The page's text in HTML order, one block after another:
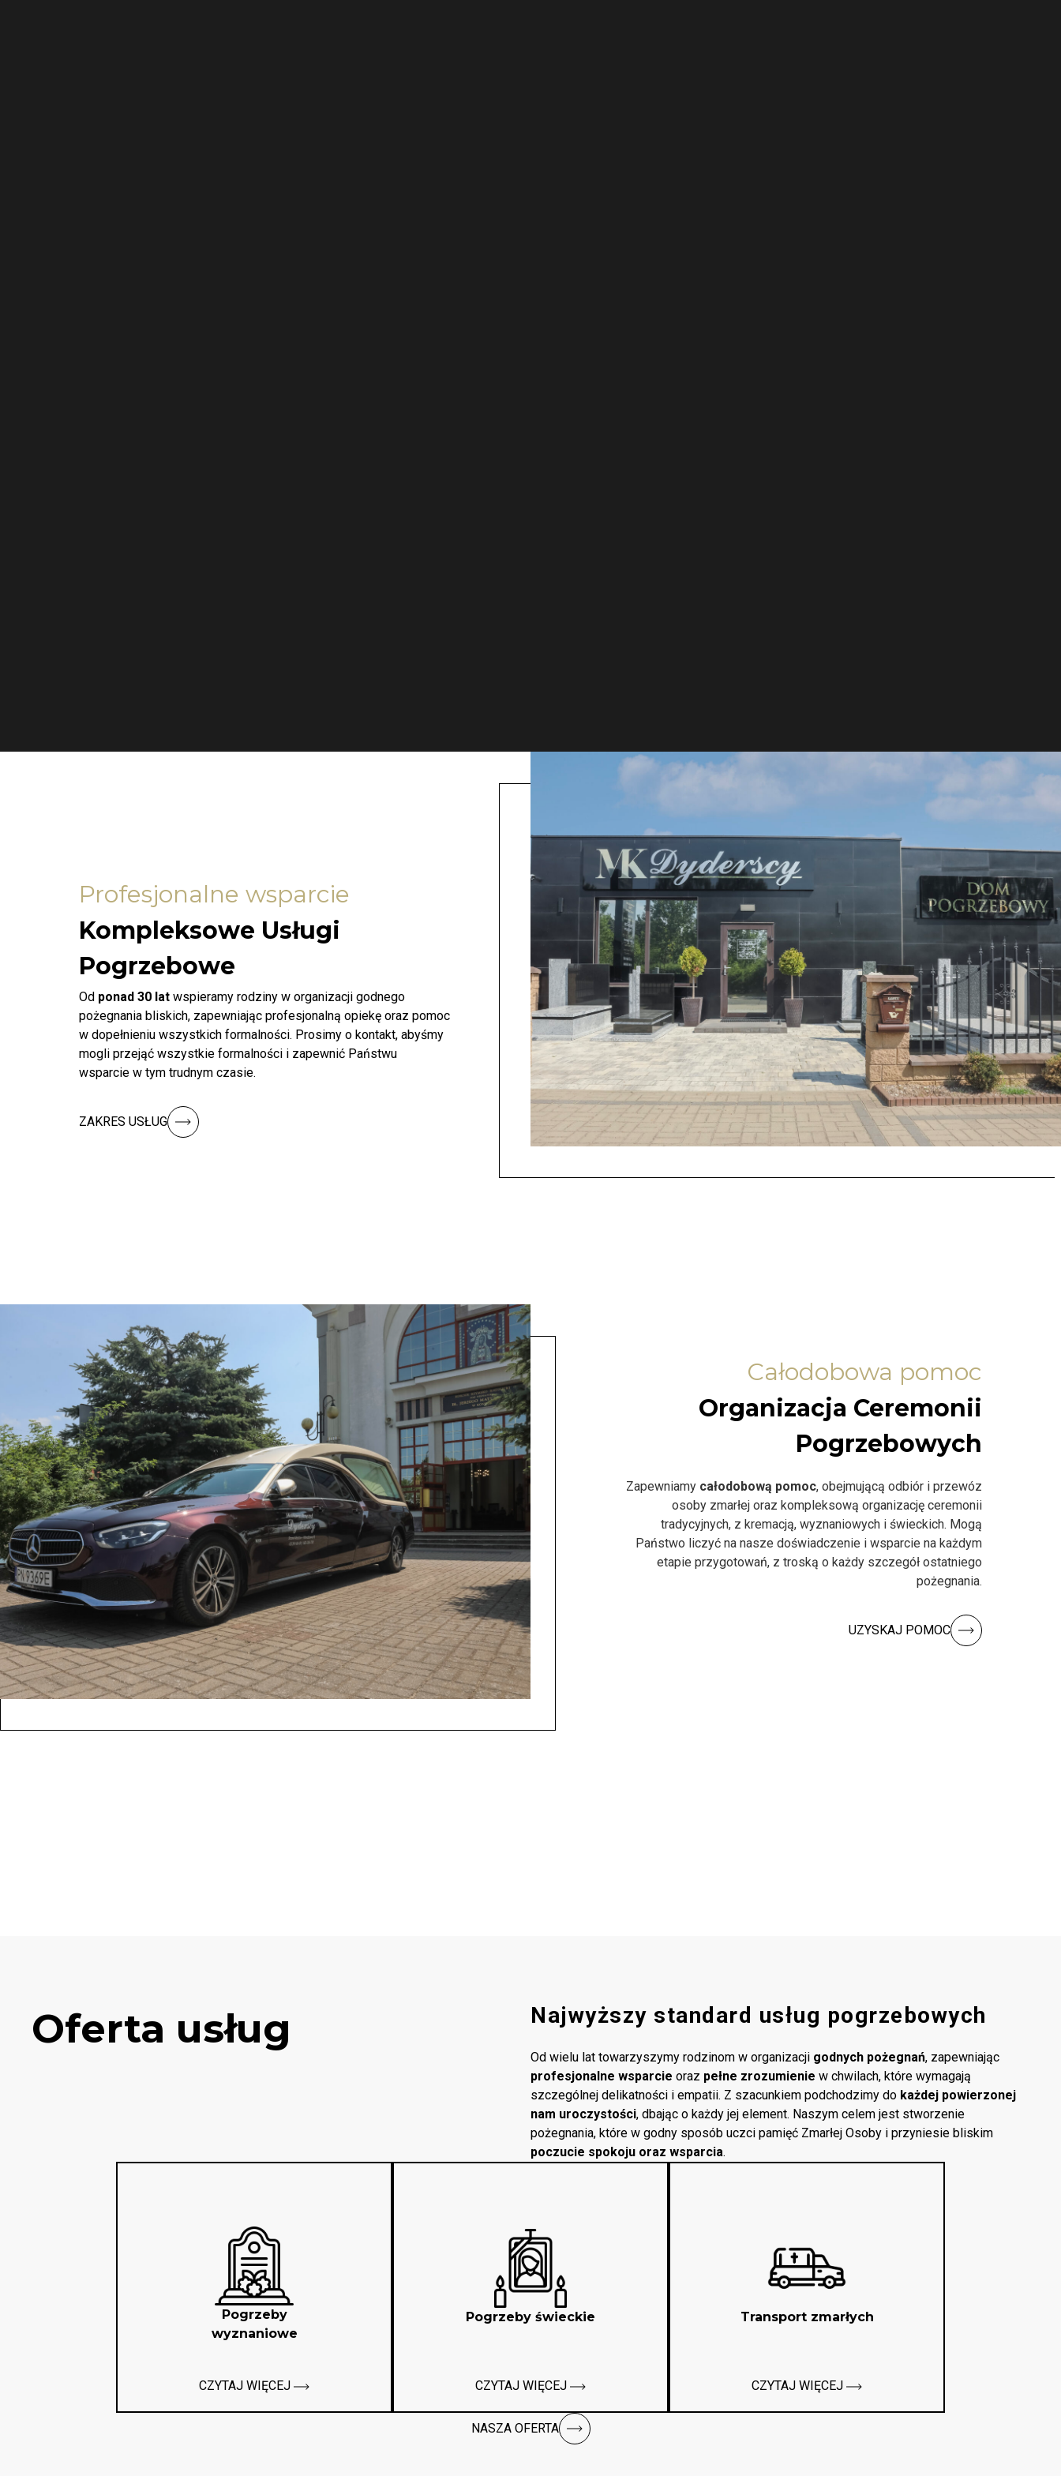
Profesjonalne wsparcie
Kompleksowe Usługi
Pogrzebowe
Od ponad 30 lat wspieramy rodziny w organizacji godnego
pożegnania bliskich, zapewniając profesjonalną opiekę oraz pomoc
w dopełnieniu wszystkich formalności. Prosimy o kontakt, abyśmy
mogli przejąć wszystkie formalności i zapewnić Państwu
wsparcie w tym trudnym czasie.
ZAKRES USŁUG
Całodobowa pomoc
Organizacja Ceremonii
Pogrzebowych
Zapewniamy całodobową pomoc, obejmującą odbiór i przewóz
osoby zmarłej oraz kompleksową organizację ceremonii
tradycyjnych, z kremacją, wyznaniowych i świeckich. Mogą
Państwo liczyć na nasze doświadczenie i wsparcie na każdym
etapie przygotowań, z troską o każdy szczegół ostatniego
pożegnania.
UZYSKAJ POMOC
Oferta usług Najwyższy standard usług pogrzebowych
Od wielu lat towarzyszymy rodzinom w organizacji godnych pożegnań, zapewniając
profesjonalne wsparcie oraz pełne zrozumienie w chwilach, które wymagają
szczególnej delikatności i empatii. Z szacunkiem podchodzimy do każdej powierzonej
nam uroczystości, dbając o każdy jej element. Naszym celem jest stworzenie
pożegnania, które w godny sposób uczci pamięć Zmarłej Osoby i przyniesie bliskim
poczucie spokoju oraz wsparcia.
Pogrzeby
wyznaniowe
CZYTAJ WIĘCEJ
Pogrzeby świeckie
CZYTAJ WIĘCEJ
Transport zmarłych
CZYTAJ WIĘCEJ
NASZA OFERTA